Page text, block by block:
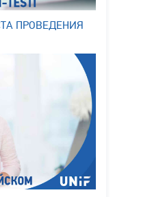
ПРОВЕДЕНИЯ